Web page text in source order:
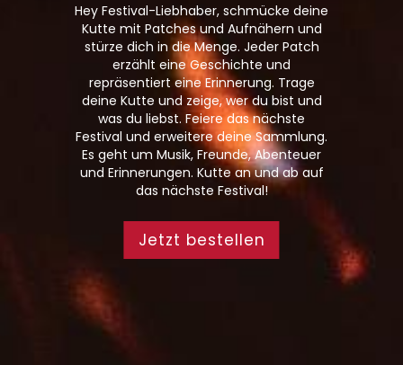
Hey Festival-Liebhaber, schmücke deine
Kutte mit Patches und Aufnähern und
stürze dich in die Menge. Jeder Patch
erzählt eine Geschichte und
repräsentiert eine Erinnerung. Trage
deine Kutte und zeige, wer du bist und
was du liebst. Feiere das nächste
Festival und erweitere deine Sammlung.
Es geht um Musik, Freunde, Abenteuer
und Erinnerungen. Kutte an und ab auf
das nächste Festival!
Jetzt bestellen